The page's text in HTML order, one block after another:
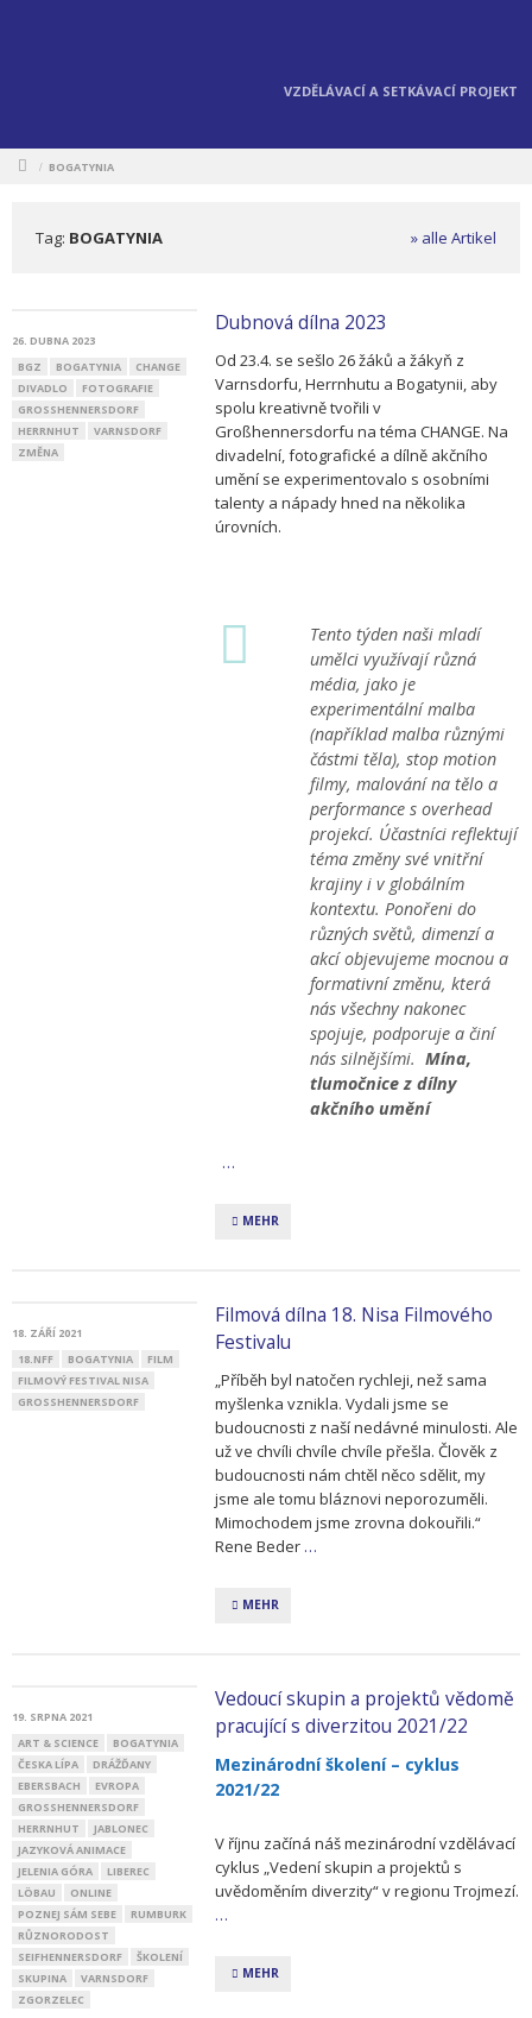
VZDĚLÁVACÍ A SETKÁVACÍ PROJEKT
/ BOGATYNIA
Tag: BOGATYNIA » alle Artikel
26. DUBNA 2023
BGZ
BOGATYNIA
CHANGE
DIVADLO
FOTOGRAFIE
GROSSHENNERSDORF
HERRNHUT
VARNSDORF
ZMĚNA
Dubnová dílna 2023
Od 23.4. se sešlo 26 žáků a žákyň z
Varnsdorfu, Herrnhutu a Bogatynii, aby
spolu kreativně tvořili v
Großhennersdorfu na téma CHANGE. Na
divadelní, fotografické a dílně akčního
umění se experimentovalo s osobními
talenty a nápady hned na několika
úrovních.
Tento týden naši mladí
umělci využívají různá
média, jako je
experimentální malba
(například malba různými
částmi těla), stop motion
filmy, malování na tělo a
performance s overhead
projekcí. Účastníci reflektují
téma změny své vnitřní
krajiny i v globálním
kontextu. Ponořeni do
různých světů, dimenzí a
akcí objevujeme mocnou a
formativní změnu, která
nás všechny nakonec
spojuje, podporuje a činí
nás silnějšími. Mína,
tlumočnice z dílny
akčního umění
…
MEHR
18. ZÁŘÍ 2021
18.NFF
BOGATYNIA
FILM
FILMOVÝ FESTIVAL NISA
GROSSHENNERSDORF
Filmová dílna 18. Nisa Filmového
Festivalu
„Příběh byl natočen rychleji, než sama
myšlenka vznikla. Vydali jsme se
budoucnosti z naší nedávné minulosti. Ale
už ve chvíli chvíle chvíle přešla. Člověk z
budoucnosti nám chtěl něco sdělit, my
jsme ale tomu bláznovi neporozuměli.
Mimochodem jsme zrovna dokouřili.“
Rene Beder …
MEHR
19. SRPNA 2021
ART & SCIENCE
BOGATYNIA
ČESKA LÍPA
DRÁŽĎANY
EBERSBACH
EVROPA
GROSSHENNERSDORF
HERRNHUT
JABLONEC
JAZYKOVÁ ANIMACE
JELENIA GÓRA
LIBEREC
LÖBAU
ONLINE
POZNEJ SÁM SEBE
RUMBURK
RŮZNORODOST
SEIFHENNERSDORF
ŠKOLENÍ
SKUPINA
VARNSDORF
ZGORZELEC
Vedoucí skupin a projektů vědomě
pracující s diverzitou 2021/22
Mezinárodní školení – cyklus
2021/22
V říjnu začíná náš mezinárodní vzdělávací
cyklus „Vedení skupin a projektů s
uvědoměním diverzity“ v regionu Trojmezí.
…
MEHR